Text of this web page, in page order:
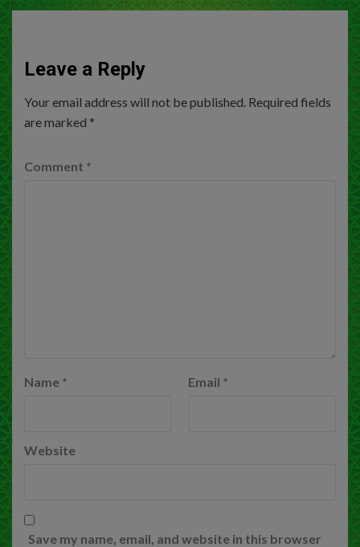
Leave a Reply
Your email address will not be published. Required fields
are marked *
Comment *
Name * Email *
Website
Save my name, email, and website in this browser